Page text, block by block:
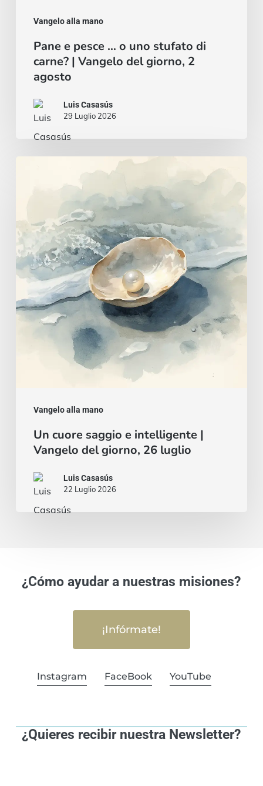
Vangelo alla mano
agostoPane e pesce … o uno stufato di
carne? | Vangelo del giorno, 2
agosto
Luis Casasús
29 Luglio 2026
Vangelo alla mano
intelligente
|
Vangelo
del
giorno,
Un cuore saggio e intelligente |
Vangelo del giorno, 26 luglio
Luis Casasús
22 Luglio 2026
¿Cómo ayudar a nuestras misiones?
¡Infórmate!
Instagram FaceBook YouTube
¿Quieres recibir nuestra Newsletter?